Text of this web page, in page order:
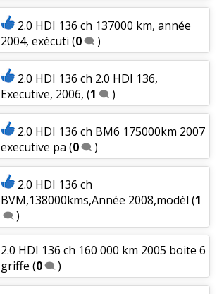
2.0 HDI 136 ch 137000 km, année
2004, exécuti (0 )
2.0 HDI 136 ch 2.0 HDI 136,
Executive, 2006, (1 )
2.0 HDI 136 ch BM6 175000km 2007
executive pa (0 )
2.0 HDI 136 ch
BVM,138000kms,Année 2008,modèl (1
)
2.0 HDI 136 ch 160 000 km 2005 boite 6
griffe (0 )